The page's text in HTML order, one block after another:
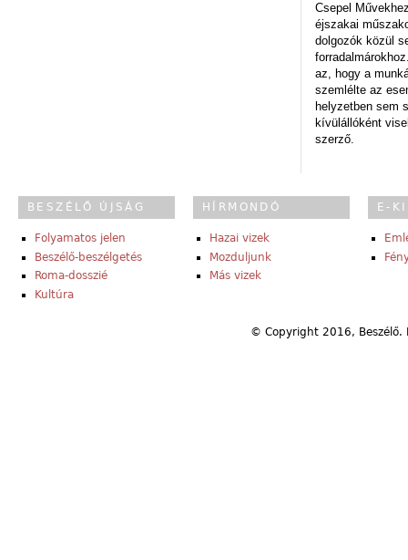
Csepel
éjszakai
dolgozók közül
az, hogy a
szemlélte az
helyzetben sem
kívülállóként
szerző.
BESZÉLŐ ÚJSÁG
Folyamatos jelen
Beszélő-beszélgetés
Roma-dosszié
Kultúra
HÍRMONDÓ
Hazai vizek
Mozduljunk
Más vizek
E-
© Copyright 2016,